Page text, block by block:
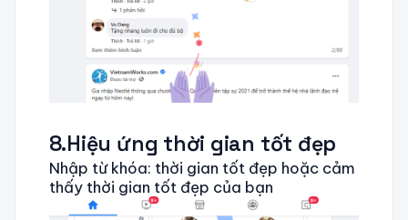
8.Hiệu ứng thời gian tốt đẹp
Nhập từ khóa: thời gian tốt đẹp hoặc cảm
thấy thời gian tốt đẹp của bạn